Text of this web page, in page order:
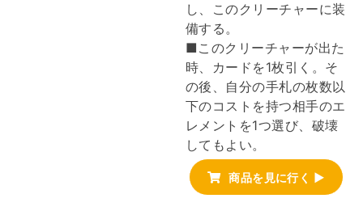
し、このクリーチャーに装
備する。
■このクリーチャーが出た
時、カードを1枚引く。そ
の後、自分の手札の枚数以
下のコストを持つ相手のエ
レメントを1つ選び、破壊
してもよい。
商品を見に行く ▶